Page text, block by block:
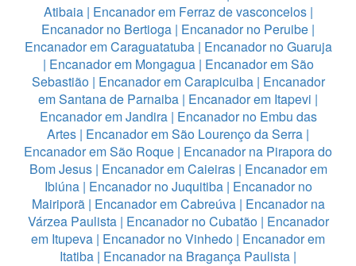
Atibaia| Encanador em Ferraz de vasconcelos|
Encanador no Bertioga | Encanador no Peruibe |
Encanador em Caraguatatuba| Encanador no Guaruja
| Encanador em Mongagua| Encanador em São
Sebastião| Encanador em Carapicuiba| Encanador
em Santana de Parnaiba | Encanador em Itapevi |
Encanador em Jandira| Encanador no Embu das
Artes | Encanador em São Lourenço da Serra |
Encanador em São Roque | Encanador na Pirapora do
Bom Jesus| Encanador em Caieiras| Encanador em
Ibiúna| Encanador no Juquitiba| Encanador no
Mairiporã| Encanador em Cabreúva| Encanador na
Várzea Paulista| Encanador no Cubatão| Encanador
em Itupeva | Encanador no Vinhedo | Encanador em
Itatiba | Encanador na Bragança Paulista |